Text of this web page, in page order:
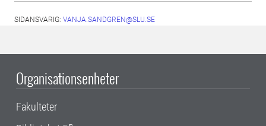
SIDANSVARIG: VANJA.SANDGREN@SLU.SE
Organisationsenheter
Fakulteter